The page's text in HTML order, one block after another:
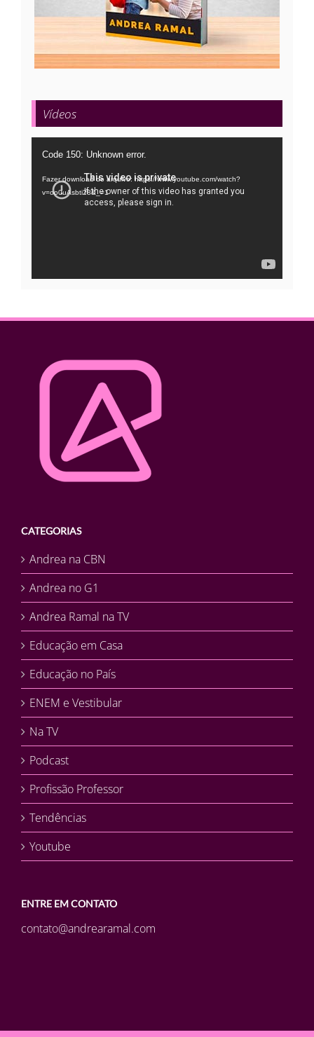
Vídeos
Tocador
vídeo
Code 150: Unknown error.
Fazer download do arquivo: https://www.youtube.com/watch?
v=oo0uAsbti28&_=1
CATEGORIAS
Andrea na CBN
Andrea no G1
Andrea Ramal na TV
Educação em Casa
Educação no País
ENEM e Vestibular
Na TV
Podcast
Profissão Professor
Tendências
Youtube
ENTRE EM CONTATO
contato@andrearamal.com